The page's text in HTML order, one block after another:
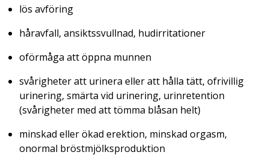
lös avföring
håravfall, ansiktssvullnad, hudirritationer
oförmåga att öppna munnen
svårigheter att urinera eller att hålla tätt, ofrivillig
urinering, smärta vid urinering, urinretention
(svårigheter med att tömma blåsan helt)
minskad eller ökad erektion, minskad orgasm,
onormal bröstmjölksproduktion